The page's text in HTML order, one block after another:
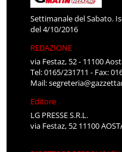
Settimanale del Sabato.
del 4/10/2016
REDAZIONE
via Festaz, 52 - 11100
Tel: 0165/231711 - Fax:
Mail:
Editore
LG PRESSE S.R.L.
via Festaz, 52 11100